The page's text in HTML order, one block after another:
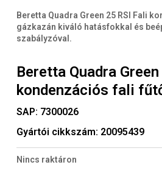
Beretta Quadra Green 25 RSI Fali
gázkazán kiváló hatásfokkal és
szabályzóval.
Beretta Quadra Green
kondenzációs fali
SAP: 7300026
Gyártói cikkszám: 20095439
Nincs raktáron